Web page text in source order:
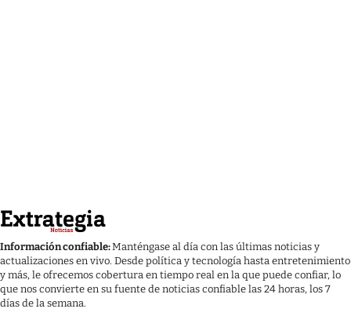
Información confiable:Manténgase al día con las últimas noticias y
actualizaciones en vivo. Desde política y tecnología hasta entretenimiento
y más, le ofrecemos cobertura en tiempo real en la que puede confiar, lo
que nos convierte en su fuente de noticias confiable las 24 horas, los 7
días de la semana.